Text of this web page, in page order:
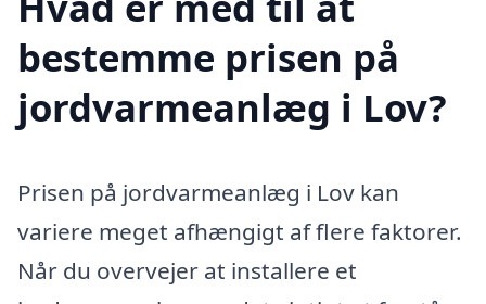
bestemme prisen på
jordvarmeanlæg i Lov?
Prisen på jordvarmeanlæg i Lov kan
variere meget afhængigt af flere faktorer.
Når du overvejer at installere et